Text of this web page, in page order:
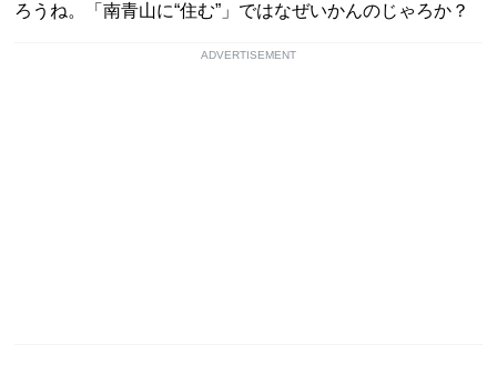
ろうね。「南青山に“住む”」ではなぜいかんのじゃろか？
ADVERTISEMENT